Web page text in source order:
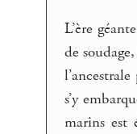
L’ère
de
s’y
marins est